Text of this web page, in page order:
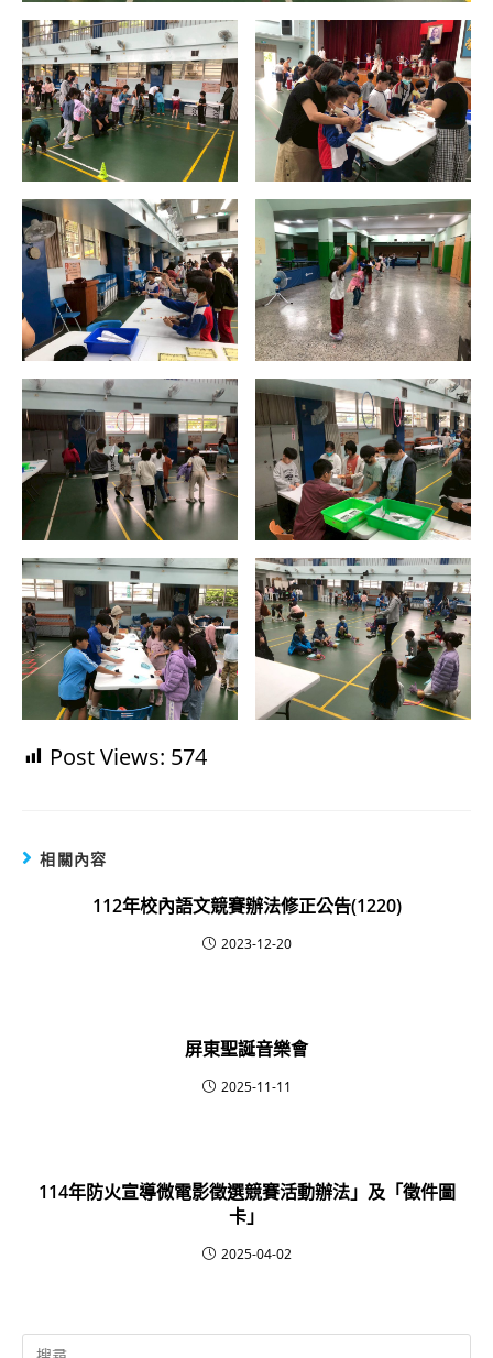
Post Views: 574
相關內容
112年校內語文競賽辦法修正公告(1220)
2023-12-20
屏東聖誕音樂會
2025-11-11
114年防火宣導微電影徵選競賽活動辦法」及「徵件圖
卡」
2025-04-02
Search